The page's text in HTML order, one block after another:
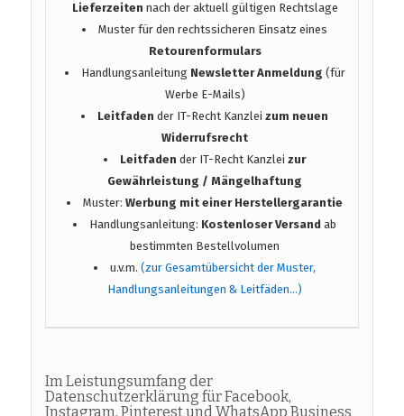
Lieferzeiten nach der aktuell gültigen Rechtslage
Muster für den rechtssicheren Einsatz eines
Retourenformulars
Handlungsanleitung Newsletter Anmeldung (für
Werbe E-Mails)
Leitfaden der IT-Recht Kanzleizum neuen
Widerrufsrecht
Leitfaden der IT-Recht Kanzleizur
Gewährleistung / Mängelhaftung
Muster:Werbung mit einer Herstellergarantie
Handlungsanleitung: Kostenloser Versand ab
bestimmten Bestellvolumen
u.v.m.(zur Gesamtübersicht der Muster,
Handlungsanleitungen & Leitfäden…)
Im Leistungsumfang der
Datenschutzerklärung für Facebook,
Instagram, Pinterest und WhatsApp Business